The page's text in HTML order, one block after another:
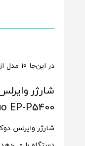
در این‌جا 10 مدل از لوازم جانبی سامسونگ که خاص و منحصر‌به‌فرد هستند معرفی می‌شود.
EP-P5400))
شارژر وایرلس